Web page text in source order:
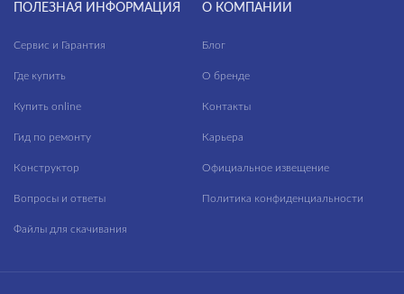
ПОЛЕЗНАЯ ИНФОРМАЦИЯ
Сервис и Гарантия
Где купить
Купить online
Гид по ремонту
Конструктор
Вопросы и ответы
Файлы для скачивания
О КОМПАНИИ
Блог
О бренде
Контакты
Карьера
Официальное извещение
Политика конфиденциальности